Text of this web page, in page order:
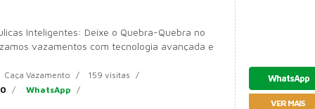
Inteligentes: Deixe o Quebra-Quebra no
vazamentos com tecnologia avançada e
Caça Vazamento
159 visitas
WhatsApp
WhatsApp
VER MAIS